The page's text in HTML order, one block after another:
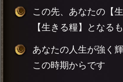
この先、あなたの【
【生きる糧】となる
あなたの人生が強く
この時期からです